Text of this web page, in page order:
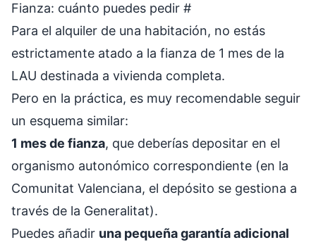
Fianza: cuánto puedes pedir #
Para el alquiler de una habitación, no estás
estrictamente atado a la fianza de 1 mes de la
LAU destinada a vivienda completa.
Pero en la práctica, es muy recomendable seguir
un esquema similar:
1 mes de fianza, que deberías depositar en el
organismo autonómico correspondiente (en la
Comunitat Valenciana, el depósito se gestiona a
través de la Generalitat).
Puedes añadir una pequeña garantía adicional